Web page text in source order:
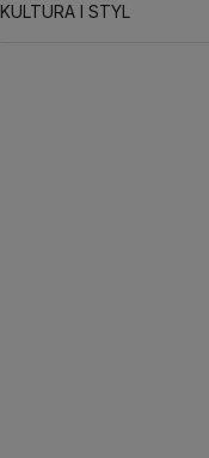
KULTURA I STYL